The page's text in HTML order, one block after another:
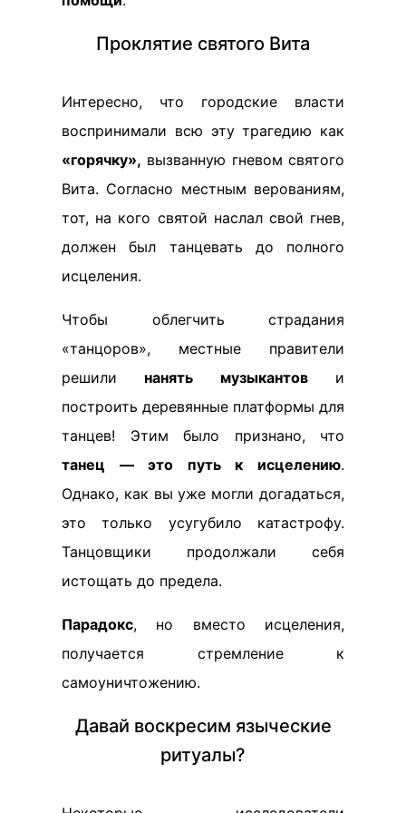
Проклятие святого Вита
Интересно, что городские власти
воспринимали всю эту трагедию как
«горячку», вызванную гневом святого
Вита. Согласно местным верованиям,
тот, на кого святой наслал свой гнев,
должен был танцевать до полного
исцеления.
Чтобы облегчить страдания
«танцоров», местные правители
решили нанять музыкантови
построить деревянные платформы для
танцев! Этим было признано, что
танец — это путь к исцелению.
Однако, как вы уже могли догадаться,
это только усугубило катастрофу.
Танцовщики продолжали себя
истощать до предела.
Парадокс, но вместо исцеления,
получается стремление к
самоуничтожению.
Давай воскресим языческие
ритуалы?